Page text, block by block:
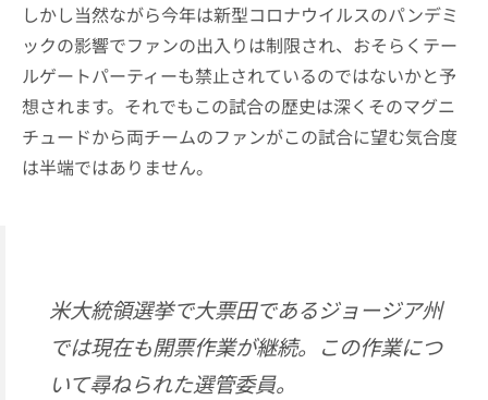
しかし当然ながら今年は新型コロナウイルスのパンデミ
ックの影響でファンの出入りは制限され、おそらくテー
ルゲートパーティーも禁止されているのではないかと予
想されます。それでもこの試合の歴史は深くそのマグニ
チュードから両チームのファンがこの試合に望む気合度
は半端ではありません。
米大統領選挙で大票田であるジョージア州
では現在も開票作業が継続。この作業につ
いて尋ねられた選管委員。